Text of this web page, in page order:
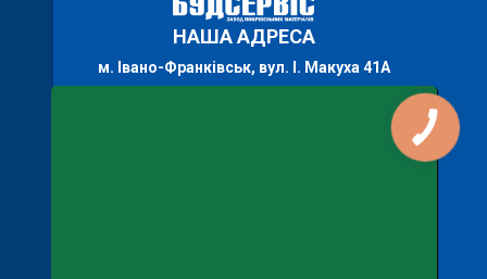
НАША АДРЕСА
м. Івано-Франківськ, вул. І. Макуха 41А